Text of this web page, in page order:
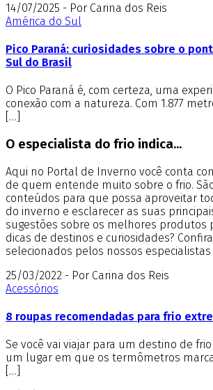
14/07/2025 - Por Carina dos Reis
América do Sul
Pico Paraná: curiosidades sobre o
Sul do Brasil
O Pico Paraná é, com certeza, uma
conexão com a natureza. Com 1.877
[…]
O especialista do frio indica...
Aqui no Portal de Inverno você conta
de quem entende muito sobre o frio.
conteúdos para que possa aproveitar
do inverno e esclarecer as suas
sugestões sobre os melhores produtos
dicas de destinos e curiosidades?
selecionados pelos nossos especialistas
25/03/2022 - Por Carina dos Reis
Acessórios
8 roupas recomendadas para frio
Se você vai viajar para um destino de
um lugar em que os termômetros
[…]